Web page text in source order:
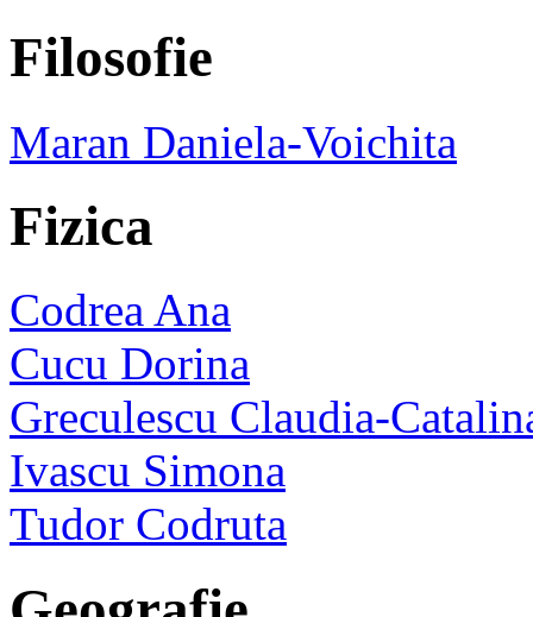
Filosofie
Maran Daniela-Voichita
Fizica
Codrea Ana
Cucu Dorina
Greculescu Claudia-
Ivascu Simona
Tudor Codruta